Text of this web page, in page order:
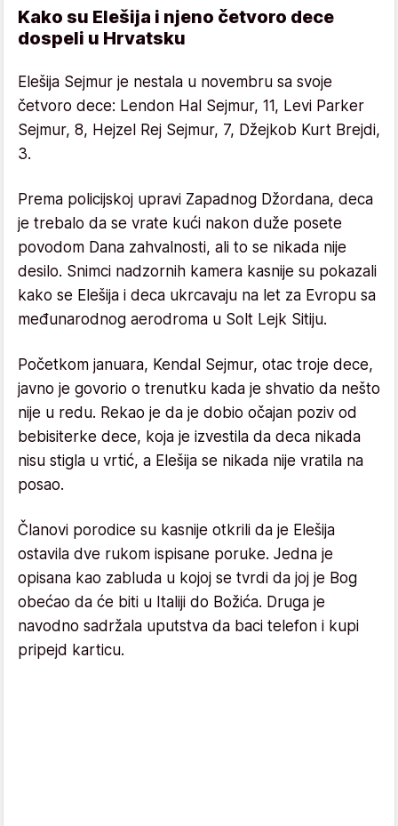
Kako su Elešija i njeno četvoro dece
dospeli u Hrvatsku
Elešija Sejmur je nestala u novembru sa svoje
četvoro dece: Lendon Hal Sejmur, 11, Levi Parker
Sejmur, 8, Hejzel Rej Sejmur, 7, Džejkob Kurt Brejdi,
3.
Prema policijskoj upravi Zapadnog Džordana, deca
je trebalo da se vrate kući nakon duže posete
povodom Dana zahvalnosti, ali to se nikada nije
desilo. Snimci nadzornih kamera kasnije su pokazali
kako se Elešija i deca ukrcavaju na let za Evropu sa
međunarodnog aerodroma u Solt Lejk Sitiju.
Početkom januara, Kendal Sejmur, otac troje dece,
javno je govorio o trenutku kada je shvatio da nešto
nije u redu. Rekao je da je dobio očajan poziv od
bebisiterke dece, koja je izvestila da deca nikada
nisu stigla u vrtić, a Elešija se nikada nije vratila na
posao.
Članovi porodice su kasnije otkrili da je Elešija
ostavila dve rukom ispisane poruke. Jedna je
opisana kao zabluda u kojoj se tvrdi da joj je Bog
obećao da će biti u Italiji do Božića. Druga je
navodno sadržala uputstva da baci telefon i kupi
pripejd karticu.